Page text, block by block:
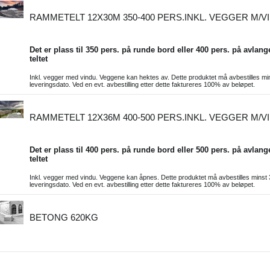
RAMMETELT 12X30M 350-400 PERS.INKL. VEGGER M/
Det er plass til 350 pers. på runde bord eller 400 pers. på
teltet
Inkl. vegger med vindu. Veggene kan hektes av. Dette produktet må avbestilles
leveringsdato. Ved en evt. avbestilling etter dette faktureres 100% av beløpet.
RAMMETELT 12X36M 400-500 PERS.INKL. VEGGER M/
Det er plass til 400 pers. på runde bord eller 500 pers. på
teltet
Inkl. vegger med vindu. Veggene kan åpnes. Dette produktet må avbestilles minst
leveringsdato. Ved en evt. avbestilling etter dette faktureres 100% av beløpet.
BETONG 620KG